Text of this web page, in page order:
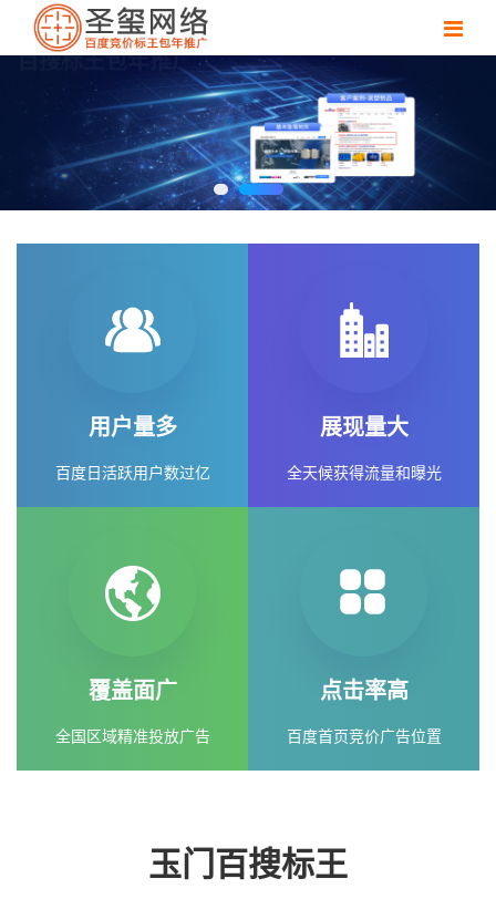
百搜标王包年推广
快速获取百度首页广告位置流量，关键词竞价包年推广，点
击不扣费
用户量多
百度日活跃用户数过亿
展现量大
全天候获得流量和曝光
覆盖面广
全国区域精准投放广告
点击率高
百度首页竞价广告位置
玉门百搜标王